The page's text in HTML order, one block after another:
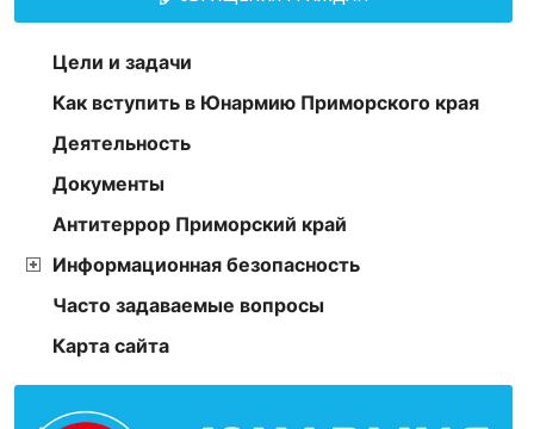
Цели и задачи
Как вступить в Юнармию Приморского края
Деятельность
Документы
Антитеррор Приморский край
Информационная безопасность
Часто задаваемые вопросы
Карта сайта